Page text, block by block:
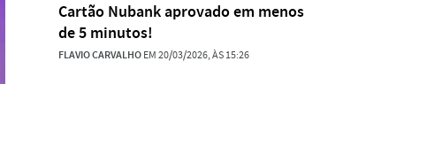
Cartão Nubank aprovado em menos
de 5 minutos!
FLAVIO CARVALHOEM 20/03/2026, ÀS 15:26